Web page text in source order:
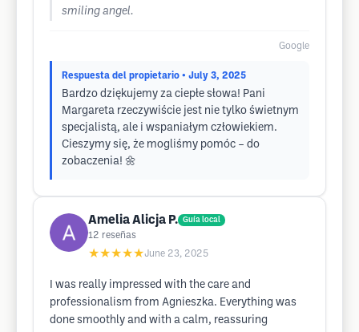
smiling angel.
Google
Respuesta del propietario • July 3, 2025
Bardzo dziękujemy za ciepłe słowa! Pani
Margareta rzeczywiście jest nie tylko świetnym
specjalistą, ale i wspaniałym człowiekiem.
Cieszymy się, że mogliśmy pomóc – do
zobaczenia! 🌼
Amelia Alicja P. Guía local
12 reseñas
★★★★★June 23, 2025
I was really impressed with the care and
professionalism from Agnieszka. Everything was
done smoothly and with a calm, reassuring